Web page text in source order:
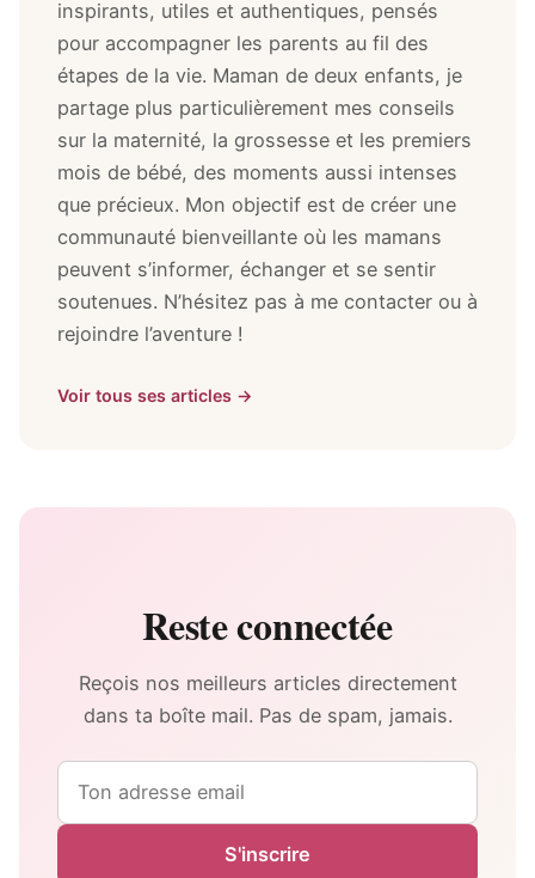
inspirants, utiles et authentiques, pensés
pour accompagner les parents au fil des
étapes de la vie. Maman de deux enfants, je
partage plus particulièrement mes conseils
sur la maternité, la grossesse et les premiers
mois de bébé, des moments aussi intenses
que précieux. Mon objectif est de créer une
communauté bienveillante où les mamans
peuvent s’informer, échanger et se sentir
soutenues. N’hésitez pas à me contacter ou à
rejoindre l’aventure !
Voir tous ses articles →
Reste connectée
Reçois nos meilleurs articles directement
dans ta boîte mail. Pas de spam, jamais.
S'inscrire